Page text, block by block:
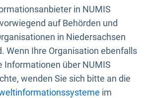
in NUMIS
auf Behörden und
in Niedersachsen
Wenn Ihre Organisation ebenfalls
Informationen über NUMIS
wenden Sie sich bitte an die
im